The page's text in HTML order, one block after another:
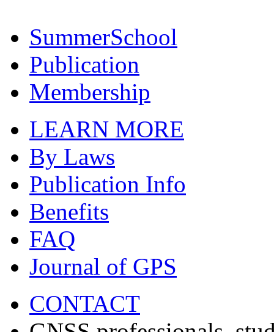
SummerSchool
Publication
Membership
LEARN MORE
By Laws
Publication Info
Benefits
FAQ
Journal of GPS
CONTACT